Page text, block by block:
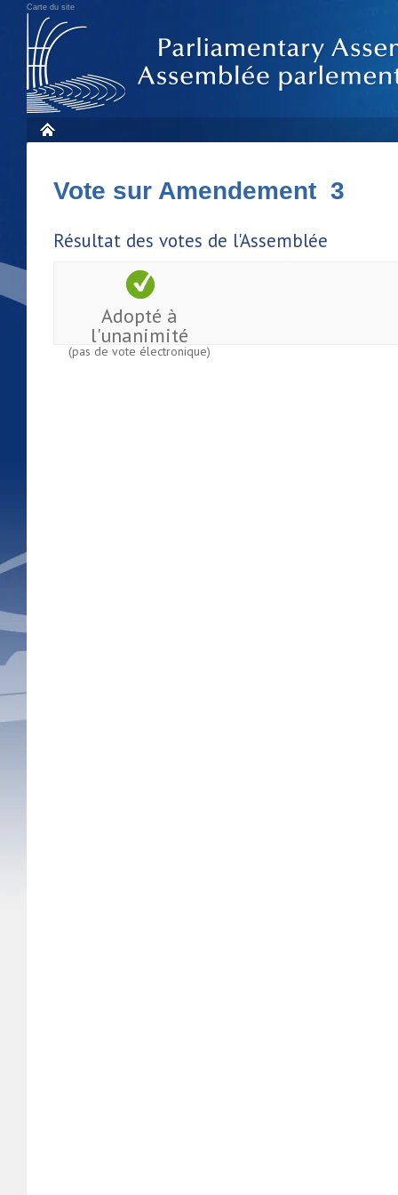
Carte du site
Vote sur Amendement 3
Résultat des votes de l'Assemblée
Adopté à
l'unanimité
(pas de vote électronique)